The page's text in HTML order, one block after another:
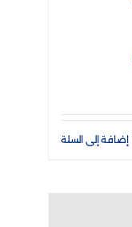
إضافة إلى السلة